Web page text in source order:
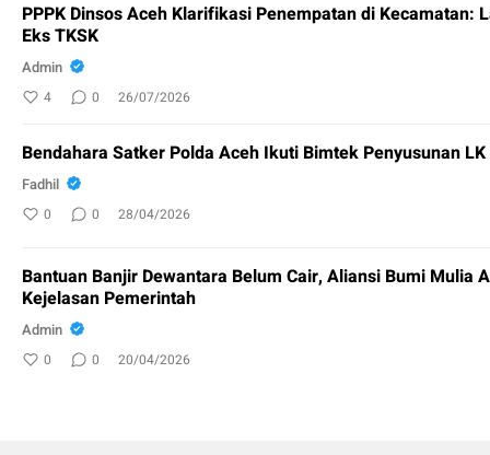
PPPK Dinsos Aceh Klarifikasi Penempatan di Kecamatan:
Eks TKSK
Admin
4 0 26/07/2026
Bendahara Satker Polda Aceh Ikuti Bimtek Penyusunan LK
Fadhil
0 0 28/04/2026
Bantuan Banjir Dewantara Belum Cair, Aliansi Bumi Mulia
Kejelasan Pemerintah
Admin
0 0 20/04/2026